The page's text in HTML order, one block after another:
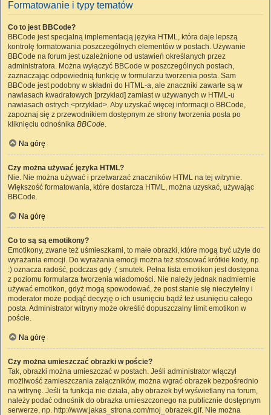
Formatowanie i typy tematów
Co to jest BBCode?
BBCode jest specjalną implementacją języka HTML, która daje lepszą
kontrolę formatowania poszczególnych elementów w postach. Używanie
BBCode na forum jest uzależnione od ustawień określanych przez
administratora. Można wyłączyć BBCode w poszczególnych postach,
zaznaczając odpowiednią funkcję w formularzu tworzenia posta. Sam
BBCode jest podobny w składni do HTML-a, ale znaczniki zawarte są w
nawiasach kwadratowych [przykład] zamiast w używanych w HTML-u
nawiasach ostrych <przykład>. Aby uzyskać więcej informacji o BBCode,
zapoznaj się z przewodnikiem dostępnym ze strony tworzenia posta po
kliknięciu odnośnika BBCode.
Na górę
Czy można używać języka HTML?
Nie. Nie można używać i przetwarzać znaczników HTML na tej witrynie.
Większość formatowania, które dostarcza HTML, można uzyskać, używając
BBCode.
Na górę
Co to są są emotikony?
Emotikony, zwane też uśmieszkami, to małe obrazki, które mogą być użyte do
wyrażania emocji. Do wyrażania emocji można też stosować krótkie kody, np.
:) oznacza radość, podczas gdy :( smutek. Pełna lista emotikon jest dostępna
z poziomu formularza tworzenia wiadomości. Nie należy jednak nadmiernie
używać emotikon, gdyż mogą spowodować, że post stanie się nieczytelny i
moderator może podjąć decyzję o ich usunięciu bądź też usunięciu całego
posta. Administrator witryny może określić dopuszczalny limit emotikon w
poście.
Na górę
Czy można umieszczać obrazki w poście?
Tak, obrazki można umieszczać w postach. Jeśli administrator włączył
możliwość zamieszczania załączników, można wgrać obrazek bezpośrednio
na witrynę. Jeśli ta funkcja nie działa, aby obrazek był wyświetlany na forum,
należy podać odnośnik do obrazka umieszczonego na publicznie dostępnym
serwerze, np. http://www.jakas_strona.com/moj_obrazek.gif. Nie można